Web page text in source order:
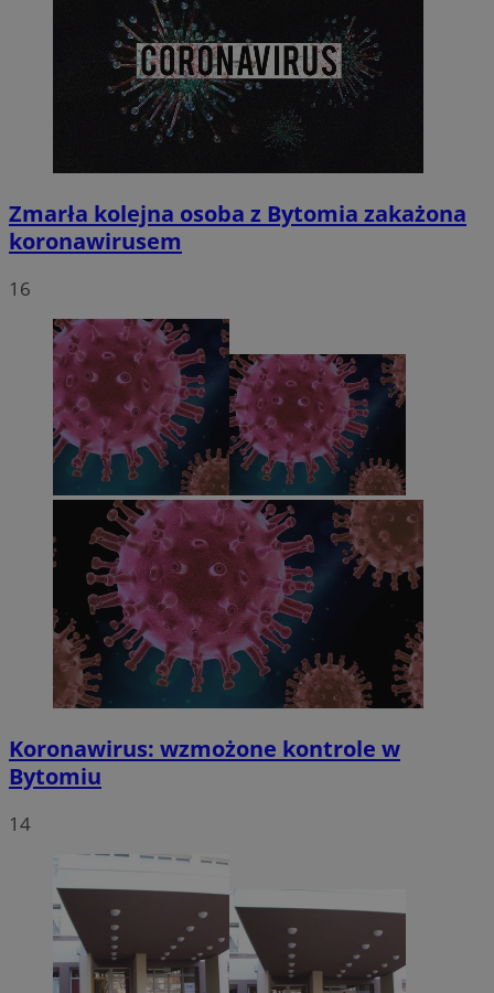
Zmarła kolejna osoba z Bytomia zakażona
koronawirusem
16
Koronawirus: wzmożone kontrole w
Bytomiu
14